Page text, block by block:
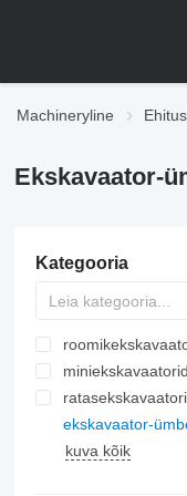
Machineryline
Ekskavaator-
Kategooria
miniekskavaatorid
ekskavaator-
kuva kõik